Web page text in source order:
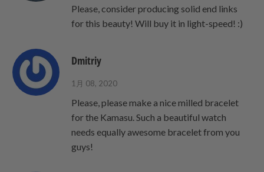
く
だ
Please, consider producing solid end links
for this beauty! Will buy it in light-speed! :)
Dmitriy
1月 08, 2020
Please, please make a nice milled bracelet
for the Kamasu. Such a beautiful watch
needs equally awesome bracelet from you
guys!